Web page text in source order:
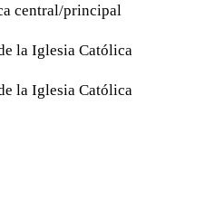
central/principal
la Iglesia Católica
la Iglesia Católica